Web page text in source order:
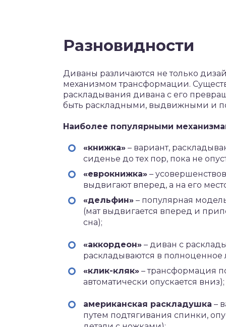
Разновидности
Диваны различаются не только
механизмом трансформации.
раскладывания дивана с его
быть раскладными, выдвижными и
Наиболее популярными
«книжка» – вариант,
сиденье до тех пор, пока не
«еврокнижка» –
выдвигают вперед, а на его
«дельфин» – популярная
(мат выдвигается вперед и
сна);
«аккордеон» – диван с
раскладываются в
«клик-кляк» – трансформация
автоматически опускается вниз);
американская раскладушка –
путем подтягивания спинки,